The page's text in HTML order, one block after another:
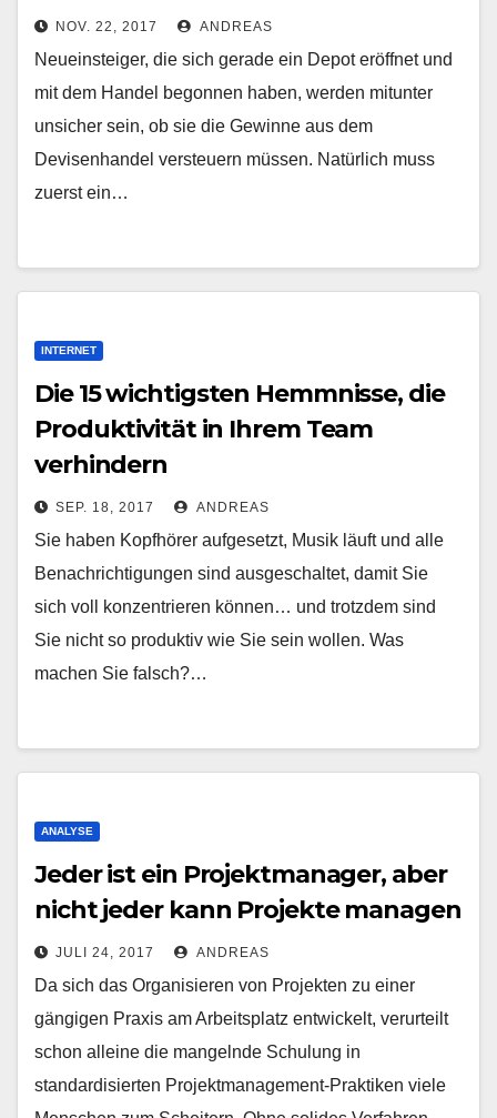
NOV. 22, 2017 ANDREAS
Neueinsteiger, die sich gerade ein Depot eröffnet und
mit dem Handel begonnen haben, werden mitunter
unsicher sein, ob sie die Gewinne aus dem
Devisenhandel versteuern müssen. Natürlich muss
zuerst ein…
INTERNET
Die 15 wichtigsten Hemmnisse, die
Produktivität in Ihrem Team
verhindern
SEP. 18, 2017 ANDREAS
Sie haben Kopfhörer aufgesetzt, Musik läuft und alle
Benachrichtigungen sind ausgeschaltet, damit Sie
sich voll konzentrieren können… und trotzdem sind
Sie nicht so produktiv wie Sie sein wollen. Was
machen Sie falsch?…
ANALYSE
Jeder ist ein Projektmanager, aber
nicht jeder kann Projekte managen
JULI 24, 2017 ANDREAS
Da sich das Organisieren von Projekten zu einer
gängigen Praxis am Arbeitsplatz entwickelt, verurteilt
schon alleine die mangelnde Schulung in
standardisierten Projektmanagement-Praktiken viele